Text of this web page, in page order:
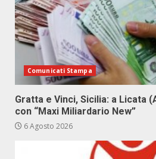
Comunicati Stampa
Gratta e Vinci, Sicilia: a Licata
con “Maxi Miliardario New”
6 Agosto 2026